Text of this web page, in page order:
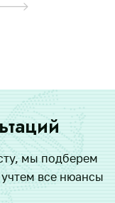
мы подберем
все нюансы